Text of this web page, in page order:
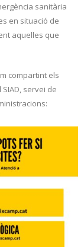
sanitària
en situació de
aquelles que
compartint els
servei de